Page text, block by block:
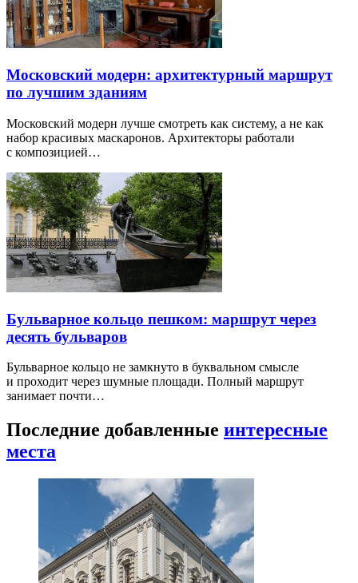
Московский модерн: архитектурный маршрут
по лучшим зданиям
Московский модерн лучше смотреть как систему, а не как
набор красивых маскаронов. Архитекторы работали
с композицией…
Бульварное кольцо пешком: маршрут через
десять бульваров
Бульварное кольцо не замкнуто в буквальном смысле
и проходит через шумные площади. Полный маршрут
занимает почти…
Последние добавленные интересные
места